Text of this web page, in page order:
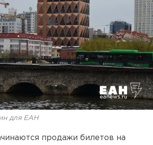
для ЕАН
продажи билетов на